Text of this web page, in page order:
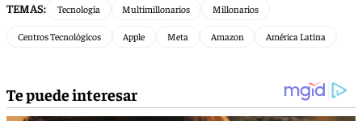
TEMAS: Tecnología Multimillonarios Millonarios
Centros Tecnológicos Apple Meta Amazon América Latina